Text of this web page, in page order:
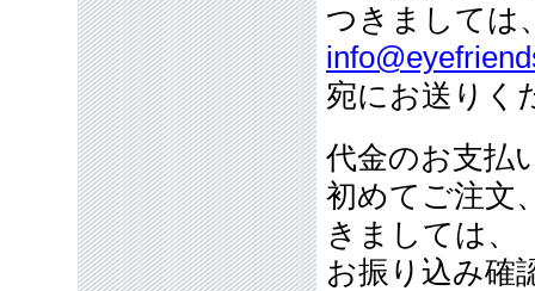
つきましては
宛にお送りく
代金のお支払
初めてご注文
きましては、
お振り込み確